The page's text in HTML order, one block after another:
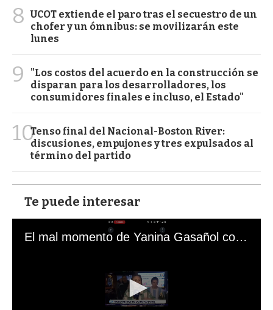
8 UCOT extiende el paro tras el secuestro de un
chofer y un ómnibus: se movilizarán este
lunes
9
"Los costos del acuerdo en la construcción se
disparan para los desarrolladores, los
consumidores finales e incluso, el Estado"
10Tenso final del Nacional-Boston River:
discusiones, empujones y tres expulsados al
término del partido
Te puede interesar
El mal momento de Yanina Gasañol con un hincha argentino en "Subrayado"